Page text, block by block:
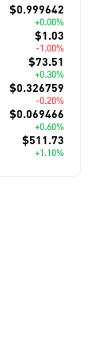
$0.999642
+0.00%
$1.03
-1.00%
$73.51
+0.30%
$0.326759
-0.20%
$0.069466
+0.60%
$511.73
+1.10%